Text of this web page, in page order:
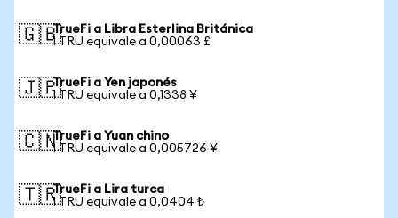
🇬🇧TrueFi a Libra Esterlina Británica
1 TRU equivale a 0,00063 £
🇯🇵TrueFi a Yen japonés
1 TRU equivale a 0,1338 ¥
🇨🇳TrueFi a Yuan chino
1 TRU equivale a 0,005726 ¥
🇹🇷TrueFi a Lira turca
1 TRU equivale a 0,0404 ₺